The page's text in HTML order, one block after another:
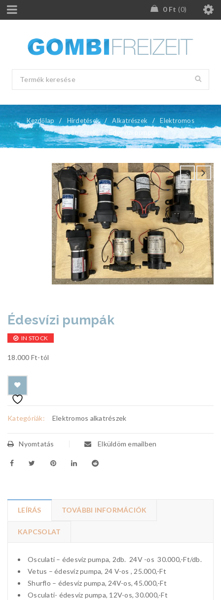
0 Ft 0
Kezdőlap / Hirdetések / Alkatrészek /
Elektromos
alkatrészek
/ Édesvízi pumpák
Édesvízi pumpák
IN STOCK
18.000 Ft-tól
Kategóriák: Elektromos alkatrészek
Nyomtatás Elküldöm emailben
LEÍRÁS TOVÁBBI INFORMÁCIÓK
KAPCSOLAT
Osculati – édesvíz pumpa, 2db. 24V -os 30.000,-Ft/db.
Vetus – édesvíz pumpa, 24 V-os , 25.000,-Ft
Shurflo – édesvíz pumpa, 24V-os, 45.000,-Ft
Osculati- édesvíz pumpa, 12V-os, 30.000,-Ft